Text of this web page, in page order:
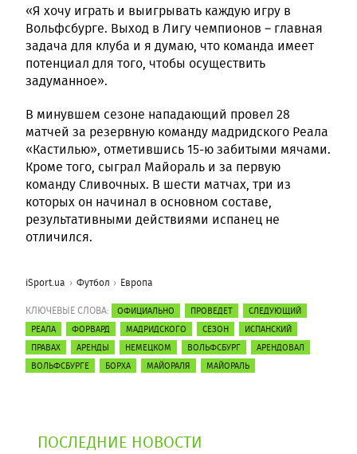
«Я хочу играть и выигрывать каждую игру в
Вольфсбурге. Выход в Лигу чемпионов – главная
задача для клуба и я думаю, что команда имеет
потенциал для того, чтобы осуществить
задуманное».
В минувшем сезоне нападающий провел 28
матчей за резервную команду мадридского Реала
«Кастилью», отметившись 15-ю забитыми мячами.
Кроме того, сыграл Майораль и за первую
команду Сливочных. В шести матчах, три из
которых он начинал в основном составе,
результативными действиями испанец не
отличился.
iSport.ua Футбол Европа
КЛЮЧЕВЫЕ СЛОВА: ОФИЦИАЛЬНО ПРОВЕДЕТ
СЛЕДУЮЩИЙ
РЕАЛА
ФОРВАРД МАДРИДСКОГО СЕЗОН
ИСПАНСКИЙ
ПРАВАХ
АРЕНДЫ НЕМЕЦКОМ ВОЛЬФСБУРГ
АРЕНДОВАЛ
ВОЛЬФСБУРГЕ
БОРХА МАЙОРАЛЯ МАЙОРАЛЬ
ПОСЛЕДНИЕ НОВОСТИ